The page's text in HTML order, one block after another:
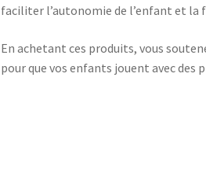
faciliter l’autonomie de l’enfant et la
En achetant ces produits, vous
pour que vos enfants jouent avec des